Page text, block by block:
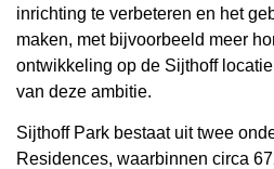
inrichting te verbeteren en het
maken, met bijvoorbeeld meer
ontwikkeling op de Sijthoff
van deze ambitie.
Sijthoff Park bestaat uit twee
Residences, waarbinnen circa